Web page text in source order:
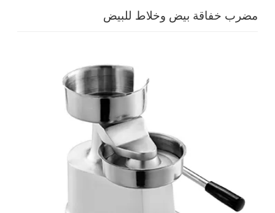
مضرب خفاقة بيض وخلاط للبيض